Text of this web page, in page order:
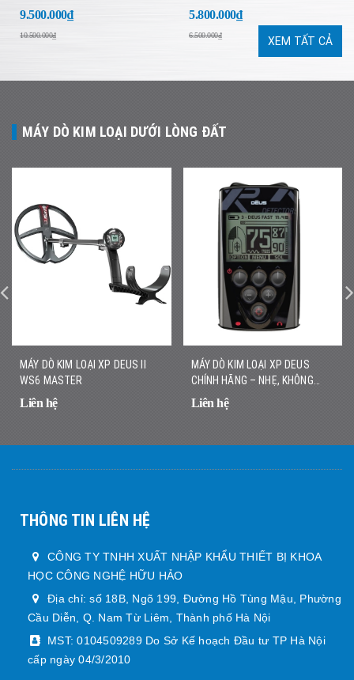
9.500.000₫
10.500.000₫
CHUYÊN SÂU, HÌNH ẢNH SẮC
5.800.000₫
6.500.000₫ XEM TẤT CẢ
MÁY DÒ KIM LOẠI DƯỚI LÒNG ĐẤT
MÁY DÒ KIM LOẠI XP DEUS II
WS6 MASTER
Liên hệ
MÁY DÒ KIM LOẠI XP DEUS
CHÍNH HÃNG – NHẸ, KHÔNG
DÂY, DÒ NHANH CHÍNH XÁC
Liên hệ
THÔNG TIN LIÊN HỆ
CÔNG TY TNHH XUẤT NHẬP KHẨU THIẾT BỊ KHOA
HỌC CÔNG NGHỆ HỮU HẢO
Địa chỉ: số 18B, Ngõ 199, Đường Hồ Tùng Mậu, Phường
Cầu Diễn, Q. Nam Từ Liêm, Thành phố Hà Nội
MST: 0104509289 Do Sở Kế hoạch Đầu tư TP Hà Nội
cấp ngày 04/3/2010